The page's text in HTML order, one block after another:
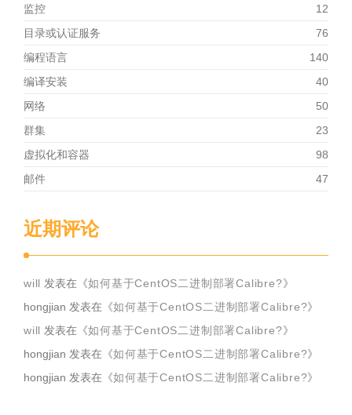
监控
12
目录或认证服务
76
编程语言
140
编译安装
40
网络
50
群集
23
虚拟化和容器
98
邮件
47
近期评论
will 发表在《如何基于CentOS二进制部署Calibre?》
hongjian 发表在《如何基于CentOS二进制部署Calibre?》
will 发表在《如何基于CentOS二进制部署Calibre?》
hongjian 发表在《如何基于CentOS二进制部署Calibre?》
hongjian 发表在《如何基于CentOS二进制部署Calibre?》